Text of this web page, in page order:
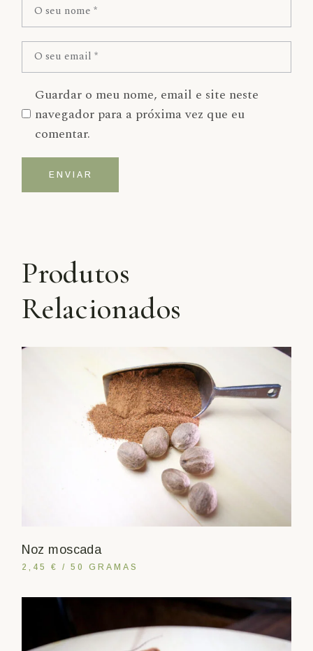
Guardar o meu nome, email e site neste
navegador para a próxima vez que eu
comentar.
ENVIAR
Produtos
Relacionados
Noz moscada
2,45 € / 50 GRAMAS